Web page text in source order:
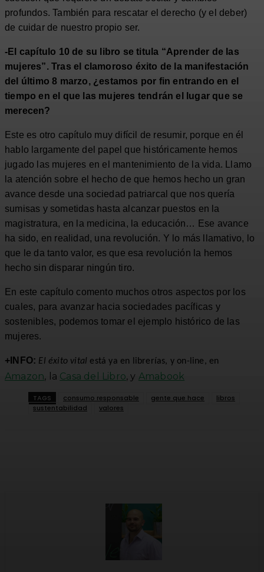
profundos. También para rescatar el derecho (y el deber)
de cuidar de nuestro propio ser.
-El capítulo 10 de su libro se titula “Aprender de las
mujeres”. Tras el clamoroso éxito de la manifestación
del último 8 marzo, ¿estamos por fin entrando en el
tiempo en el que las mujeres tendrán el lugar que se
merecen?
Este es otro capítulo muy difícil de resumir, porque en él
hablo largamente del papel que históricamente hemos
jugado las mujeres en el mantenimiento de la vida. Llamo
la atención sobre el hecho de que hemos hecho un gran
avance desde una sociedad patriarcal que nos quería
sumisas y sometidas hasta alcanzar puestos en la
magistratura, en la medicina, la educación… Ese avance
ha sido, en realidad, una revolución. Y lo más llamativo, lo
que le da tanto valor, es que esa revolución la hemos
hecho sin disparar ningún tiro.
En este capítulo comento muchos otros aspectos por los
cuales, para avanzar hacia sociedades pacíficas y
sostenibles, podemos tomar el ejemplo histórico de las
mujeres.
+INFO: El éxito vital está ya en librerías, y on-line, en
Amazon, la Casa del Libro, y Amabook
TAGS consumo responsable gente que hace
libros
sustentabilidad
valores